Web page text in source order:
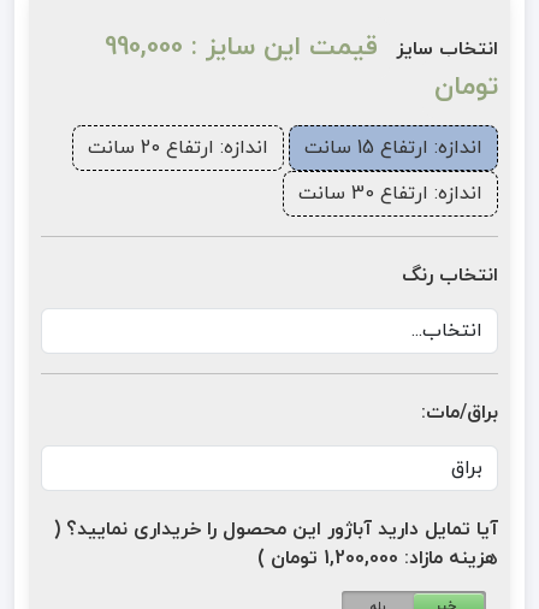
انتخاب سایز
قیمت این سایز : 990,000
تومان
اندازه: ارتفاع 15 سانت
اندازه: ارتفاع 20 سانت
اندازه: ارتفاع 30 سانت
انتخاب رنگ
براق/مات:
آیا تمایل دارید آباژور این محصول را خریداری نمایید؟ (
هزینه مازاد: 1,200,000 تومان )